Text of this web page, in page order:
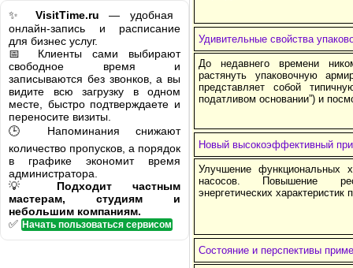
✨ VisitTime.ru — удобная
онлайн-запись и расписание
для бизнес услуг.
📅 Клиенты сами выбирают
свободное время и
записываются без звонков, а вы
видите всю загрузку в одном
месте, быстро подтверждаете и
переносите визиты.
🕒 Напоминания снижают
количество пропусков, а порядок
в графике экономит время
администратора.
💡 Подходит частным
мастерам, студиям и
небольшим компаниям.
✅ Начать пользоваться сервисом
Удивительные свойства
До недавнего времени
растянуть упаковочную
представляет собой
податливом основании”) и
Новый высокоэффективный
Улучшение функциональных
насосов. Повышение
энергетических характеристик
Состояние и перспективы